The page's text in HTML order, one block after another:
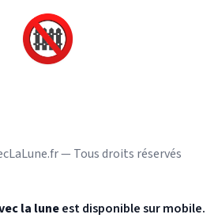
— Tous droits réservés
la luneest disponible sur mobile.